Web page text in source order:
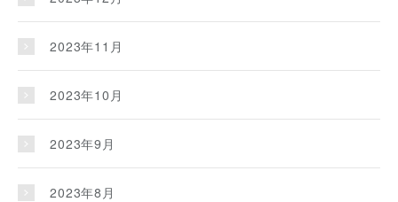
2023年11月
2023年10月
2023年9月
2023年8月